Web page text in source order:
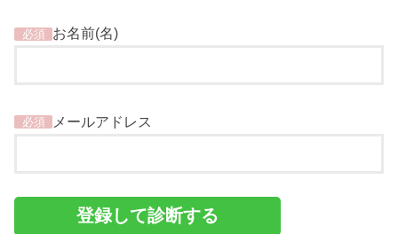
必須 お名前(名)
必須 メールアドレス